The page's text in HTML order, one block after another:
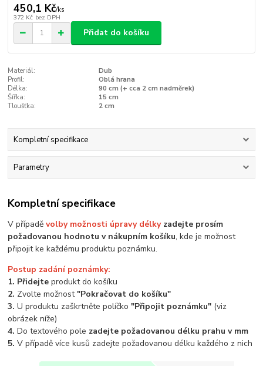
450,1 Kč/ks
372 Kč bez DPH
Přidat do košíku
Materiál:
Dub
Profil:
Oblá hrana
Délka:
90 cm (+ cca 2 cm nadměrek)
Šířka:
15 cm
Tloušťka:
2 cm
Kompletní specifikace
Parametry
Kompletní specifikace
V případěvolby možnosti úpravy délkyzadejte prosím
požadovanou hodnotu v nákupním košíku, kde je možnost
připojit ke každému produktu poznámku.
Postup zadání poznámky:
1. Přidejte produkt do košíku
2. Zvolte možnost"Pokračovat do košíku"
3.U produktu zaškrtněte políčko"Připojit poznámku" (viz
obrázek níže)
4.Do textového pole zadejte požadovanou délku prahu v mm
5.V případě více kusů zadejte požadovanou délku každého z nich